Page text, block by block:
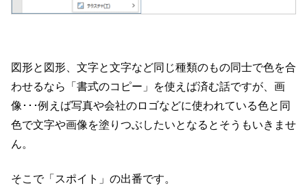
図形と図形、文字と文字など同じ種類のもの同士で色を合
わせるなら「書式のコピー」を使えば済む話ですが、画
像･･･例えば写真や会社のロゴなどに使われている色と同
色で文字や画像を塗りつぶしたいとなるとそうもいきませ
ん。
そこで「スポイト」の出番です。